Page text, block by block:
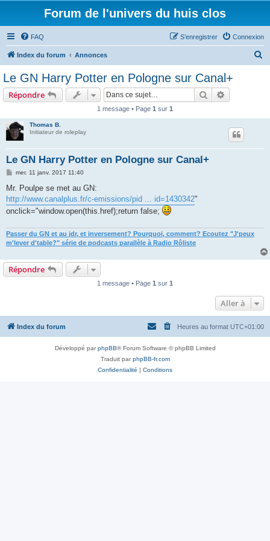
Forum de l'univers du huis clos
FAQ Connexion
S’enregistrer
Index du forum Annonces
Le GN Harry Potter en Pologne sur Canal+
Répondre Rechercher
1 message • Page 1 sur 1
Thomas B.
Initiateur de roleplay
Le GN Harry Potter en Pologne sur Canal+
M
s
a
e
mer. 11 janv. 2017 11:40
Mr. Poulpe se met au GN:
http://www.canalplus.fr/c-emissions/pid ... id=1430342"
onclick="window.open(this.href);return false;
Passer du GN et au jdr, et inversement? Pourquoi, comment? Ecoutez "J'peux
m'lever d'table?" série de podcasts parallèle à Radio Rôliste
Répondre
1 message • Page 1 sur 1
Aller à
Index du forum Heures au format UTC+01:00
Développé parphpBB® Forum Software © phpBB Limited
Traduit parphpBB-fr.com
Confidentialité | Conditions